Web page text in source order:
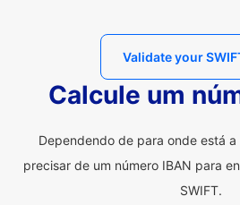
Validate your
Calcule um
Dependendo de para onde está
precisar de um número IBAN para
SWIFT.